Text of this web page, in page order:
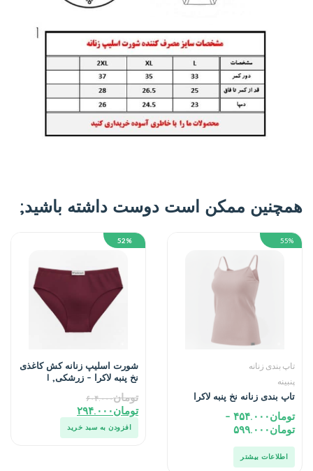
همچنین ممکن است دوست داشته باشید;
55%
تاپ بندی زنانه
پنبینه
تاپ بندی زنانه نخ پنبه لاکرا
تومان۴۵۴.۰۰۰ –
تومان۵۹۹.۰۰۰
اطلاعات بیشتر
52%
شورت اسلیپ زنانه کش کاغذی
نخ پنبه لاکرا – زرشکی, l
تومان۶۰۴.۰۰۰
تومان۲۹۴.۰۰۰
افزودن به سبد خرید